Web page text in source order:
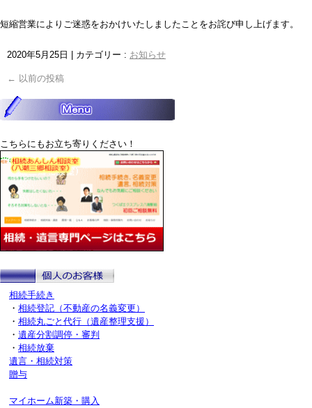
短縮営業によりご迷惑をおかけいたしましたことをお詫び申し上げます。
2020年5月25日 カテゴリー : お知らせ
← 以前の投稿
こちらにもお立ち寄りください！
相続手続き
・ 相続登記（不動産の名義変更）
・ 相続丸ごと代行（遺産整理支援）
・ 遺産分割調停・審判
・ 相続放棄
遺言・相続対策
贈与
マイホーム新築・購入